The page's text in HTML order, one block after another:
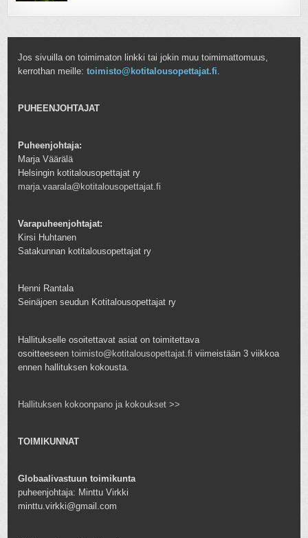
Jos sivuilla on toimimaton linkki tai jokin muu toimimattomuus,
kerrothan meille:toimisto@kotitalousopettajat.fi.
PUHEENJOHTAJAT
Puheenjohtaja:
Marja Väärälä
Helsingin kotitalousopettajat ry
marja.vaarala@kotitalousopettajat.fi
Varapuheenjohtajat:
Kirsi Huhtanen
Satakunnan kotitalousopettajat ry
Henni Rantala
Seinäjoen seudun Kotitalousopettajat ry
Hallitukselle osoitettavat asiat on toimitettava
osoitteeseentoimisto@kotitalousopettajat.fi viimeistään 3 viikkoa
ennen hallituksen kokousta.
Hallituksen kokoonpano ja kokoukset >>
TOIMIKUNNAT
Globaalivastuun toimikunta
puheenjohtaja: Minttu Virkki
minttu.virkki@gmail.com